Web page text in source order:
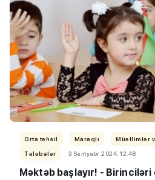
Orta təhsil Maraqlı
Müəllimlər
Tələbələr
3 Sentyabr 2024, 12:48
Məktəb başlayır! - Birinciləri